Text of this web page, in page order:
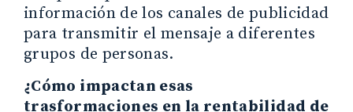
información de los canales de publicidad
para transmitir el mensaje a diferentes
grupos de personas.
¿Cómo impactan esas
trasformaciones en la rentabilidad de